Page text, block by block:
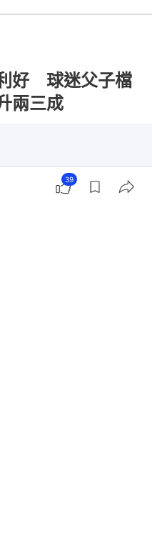
好 球迷父子檔
兩三成
39